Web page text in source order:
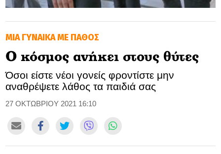
SOOZIE’S FRIENDS
CULTURE
TASTELAND
TECH
HEALTH
ΜΙΑ ΓΥΝΑΙΚΑ ΜΕ ΠΑΘΟΣ
Ο κόσμος ανήκει στους θύτες
Όσοι είστε νέοι γονείς φροντίστε μην
αναθρέψετε λάθος τα παιδιά σας
27 ΟΚΤΩΒΡΙΟΥ 2021 16:10